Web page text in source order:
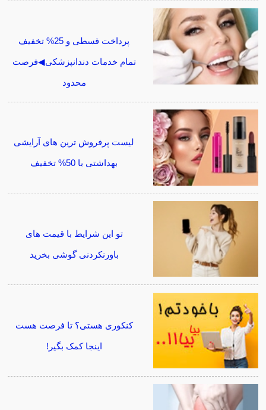
پرداخت قسطی و 25% تخفیف
تمام خدمات دندانپزشکی◀فرصت
محدود
لیست پرفروش ترین های آرایشی
بهداشتی با 50% تخفیف
تو این شرایط با قیمت های
باورنکردنی گوشی بخرید
کنکوری هستی؟ تا فرصت هست
اینجا کمک بگیر!